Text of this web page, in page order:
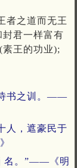
者之道而无王
君一样富有
王的功业);
书之训。——
人，遮豪民于
名。”——《明